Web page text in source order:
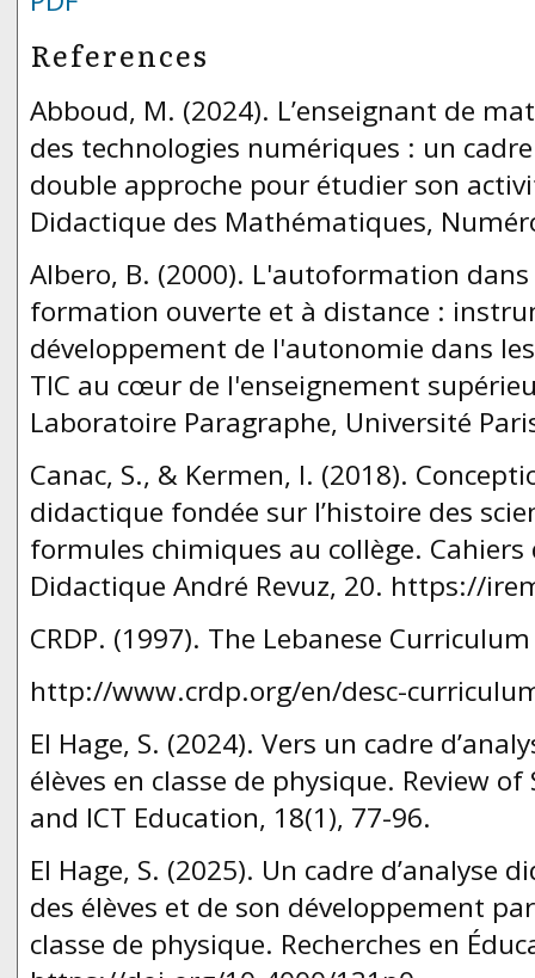
References
Abboud, M. (2024). L’enseignant de
des technologies numériques : un
double approche pour étudier son
Didactique des Mathématiques,
Albero, B. (2000). L'autoformation
formation ouverte et à distance :
développement de l'autonomie dans
TIC au cœur de l'enseignement
Laboratoire Paragraphe, Université
Canac, S., & Kermen, I. (2018).
didactique fondée sur l’histoire des
formules chimiques au collège.
Didactique André Revuz, 20. https://
CRDP. (1997). The Lebanese
http://www.crdp.org/en/desc-
El Hage, S. (2024). Vers un cadre
élèves en classe de physique. Review
and ICT Education, 18(1), 77-96.
El Hage, S. (2025). Un cadre d’analyse
des élèves et de son développement
classe de physique. Recherches en